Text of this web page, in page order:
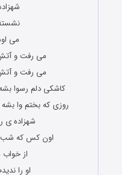
می
می رفت و
می رفت و
کاشکی دلم رسوا
روزی که بختم وا بشه
شهزاده ی
اون کس که شب
از خواب
او را